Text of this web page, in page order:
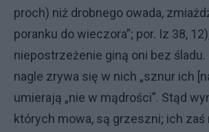
proch) niż drobnego owada,
poranku do wieczora”; por. Iz 38,
niepostrzeżenie giną oni bez śla­du.
nagle zrywa się w nich „sznur ich
umierają „nie w mądrości”. Stąd
których mowa, są grzeszni; ich zaś